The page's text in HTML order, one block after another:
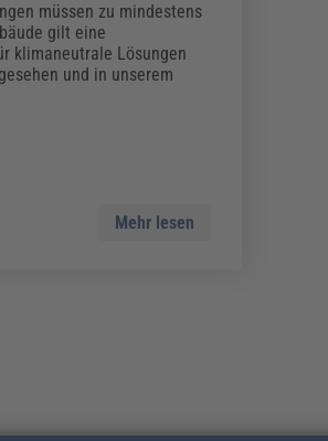
müssen zu mindestens
gilt eine
klimaneutrale Lösungen
und in unserem
Mehr lesen